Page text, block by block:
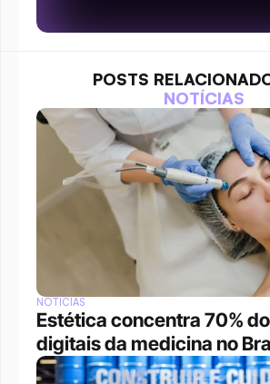
POSTS
NOTÍCIAS
NOTÍCIAS
Estética concentra 70%
digitais da medicina no